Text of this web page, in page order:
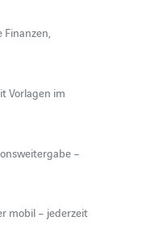
Finanzen,
Vorlagen im
–
mobil – jederzeit